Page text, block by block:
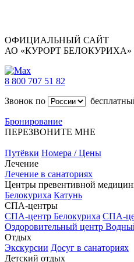
ОФИЦИАЛЬНЫЙ САЙТ
АО «КУРОРТ БЕЛОКУРИХА»
8 800 707 51 82
Звонок по
Бронирование
ПЕРЕЗВОНИТЕ МНЕ
Путёвки Номера / Цены
Лечение
Лечение в санаториях
Центры превентивной
Белокуриха Катунь
СПА-центры
СПА-центр Белокуриха СПА-
Оздоровительный центр
Отдых
Экскурсии Досуг в санаториях
Детский отдых